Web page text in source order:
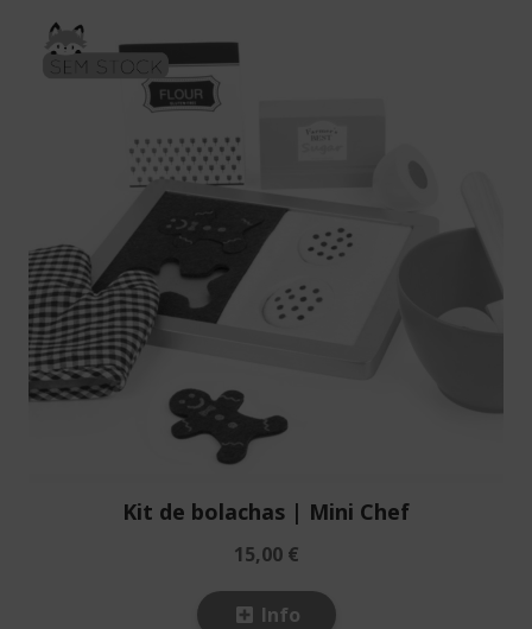
SEM STOCK
Kit de bolachas | Mini Chef
15,00 €
Info